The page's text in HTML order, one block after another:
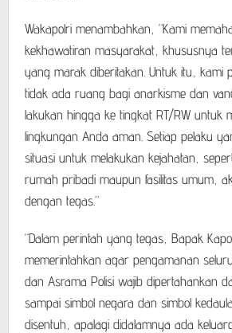
Wakapolri menambahkan, “Kami
kekhawatiran masyarakat, khususnya
yang marak diberitakan. Untuk itu, kami
tidak ada ruang bagi anarkisme dan
lakukan hingga ke tingkat RT/RW untuk
lingkungan Anda aman. Setiap pelaku
situasi untuk melakukan kejahatan,
rumah pribadi maupun fasilitas umum,
dengan tegas.”
“Dalam perintah yang tegas, Bapak
memerintahkan agar pengamanan
dan Asrama Polisi wajib dipertahankan
sampai simbol negara dan simbol
disentuh, apalagi didalamnya ada